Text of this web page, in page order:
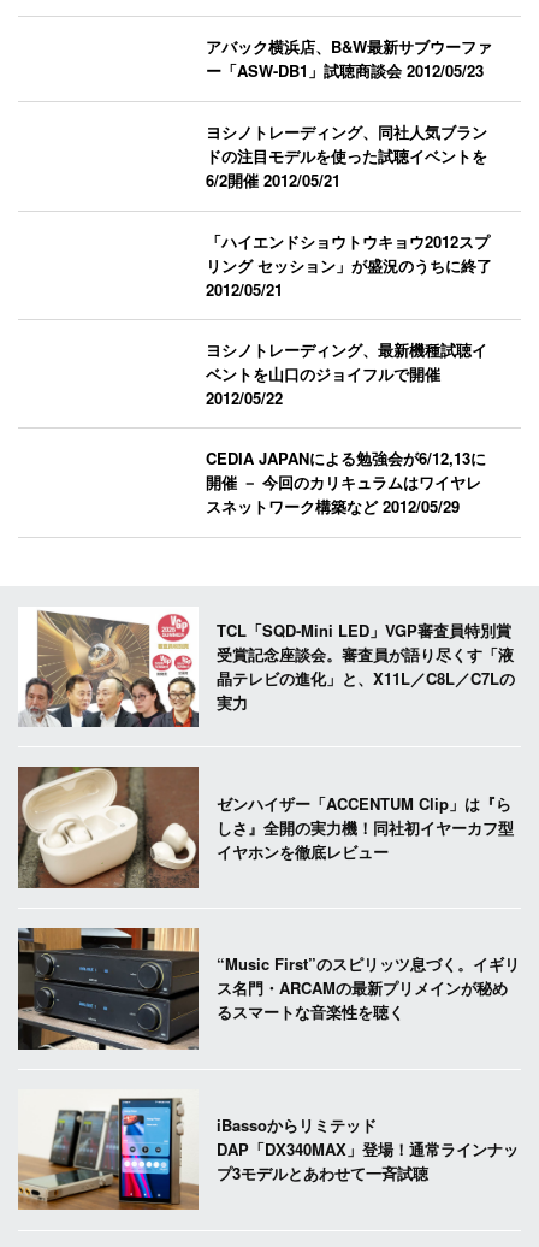
アバック横浜店、B&W最新サブウーファ
ー「ASW-DB1」試聴商談会2012/05/23
ヨシノトレーディング、同社人気ブラン
ドの注目モデルを使った試聴イベントを
6/2開催2012/05/21
「ハイエンドショウトウキョウ2012スプ
リング セッション」が盛況のうちに終了
2012/05/21
ヨシノトレーディング、最新機種試聴イ
ベントを山口のジョイフルで開催
2012/05/22
CEDIA JAPANによる勉強会が6/12,13に
開催 － 今回のカリキュラムはワイヤレ
スネットワーク構築など2012/05/29
TCL「SQD-Mini LED」VGP審査員特別賞
受賞記念座談会。審査員が語り尽くす「液
晶テレビの進化」と、X11L／C8L／C7Lの
実力
ゼンハイザー「ACCENTUM Clip」は『ら
しさ』全開の実力機！同社初イヤーカフ型
イヤホンを徹底レビュー
“Music First”のスピリッツ息づく。イギリ
ス名門・ARCAMの最新プリメインが秘め
るスマートな音楽性を聴く
iBassoからリミテッド
DAP「DX340MAX」登場！通常ラインナッ
プ3モデルとあわせて一斉試聴